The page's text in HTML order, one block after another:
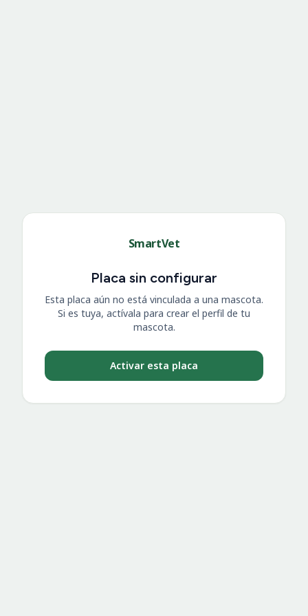
SmartVet
Placa sin configurar
Esta placa aún no está vinculada a una mascota.
Si es tuya, actívala para crear el perfil de tu
mascota.
Activar esta placa